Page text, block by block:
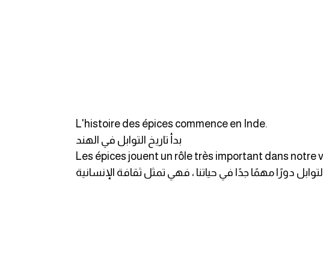
L'histoire des épices commence en Inde.
بدأ تاريخ التوابل في الهند
Les épices jouent un rôle très important dans notre
دورًا مهمًا جدًا في حياتنا ، فهي تمثل ثقافة الإنسانية